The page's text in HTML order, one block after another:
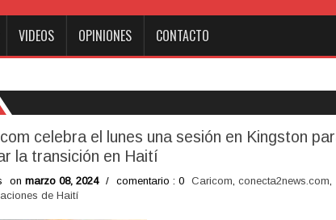
VIDEOS OPINIONES CONTACTO
celebra el lunes una sesión en Kingston
la transición en Haití
on marzo 08, 2024 / comentario : 0 Caricom, conecta2news.com,
de Haití